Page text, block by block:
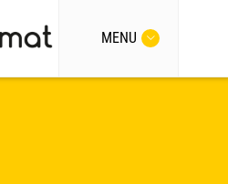
MENU